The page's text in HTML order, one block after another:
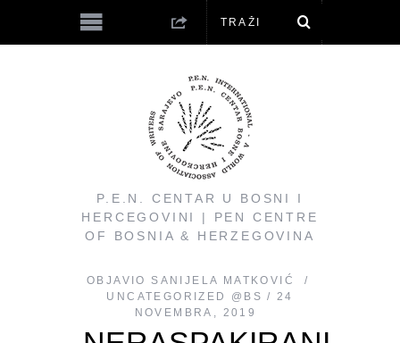
P.E.N. CENTAR U BOSNI I
HERCEGOVINI | PEN CENTRE
OF BOSNIA & HERZEGOVINA
OBJAVIO
SANIJELA MATKOVIĆ
UNCATEGORIZED @BS
24
NOVEMBRA, 2019